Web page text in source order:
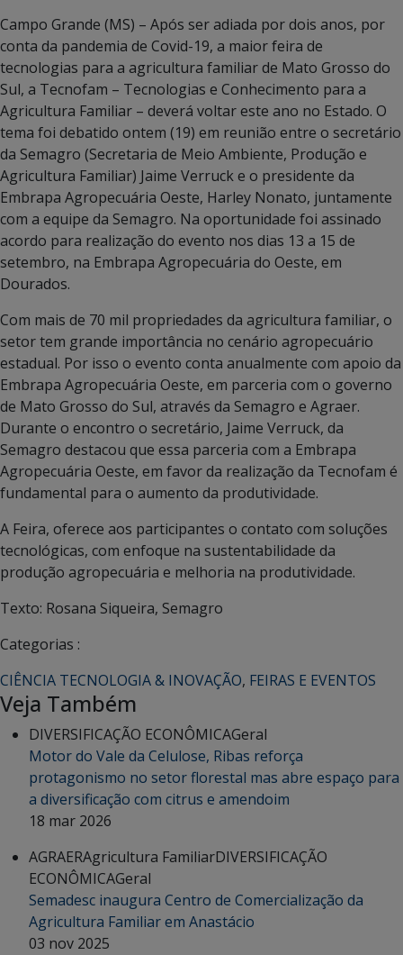
Campo Grande (MS) – Após ser adiada por dois anos, por
conta da pandemia de Covid-19, a maior feira de
tecnologias para a agricultura familiar de Mato Grosso do
Sul, a Tecnofam – Tecnologias e Conhecimento para a
Agricultura Familiar – deverá voltar este ano no Estado. O
tema foi debatido ontem (19) em reunião entre o secretário
da Semagro (Secretaria de Meio Ambiente, Produção e
Agricultura Familiar) Jaime Verruck e o presidente da
Embrapa Agropecuária Oeste, Harley Nonato, juntamente
com a equipe da Semagro. Na oportunidade foi assinado
acordo para realização do evento nos dias 13 a 15 de
setembro, na Embrapa Agropecuária do Oeste, em
Dourados.
Com mais de 70 mil propriedades da agricultura familiar, o
setor tem grande importância no cenário agropecuário
estadual. Por isso o evento conta anualmente com apoio da
Embrapa Agropecuária Oeste, em parceria com o governo
de Mato Grosso do Sul, através da Semagro e Agraer.
Durante o encontro o secretário, Jaime Verruck, da
Semagro destacou que essa parceria com a Embrapa
Agropecuária Oeste, em favor da realização da Tecnofam é
fundamental para o aumento da produtividade.
A Feira, oferece aos participantes o contato com soluções
tecnológicas, com enfoque na sustentabilidade da
produção agropecuária e melhoria na produtividade.
Texto: Rosana Siqueira, Semagro
Categorias :
CIÊNCIA TECNOLOGIA & INOVAÇÃO, FEIRAS E EVENTOS
Veja Também
DIVERSIFICAÇÃO ECONÔMICAGeral
Motor do Vale da Celulose, Ribas reforça
protagonismo no setor florestal mas abre espaço para
a diversificação com citrus e amendoim
18 mar 2026
AGRAERAgricultura FamiliarDIVERSIFICAÇÃO
ECONÔMICAGeral
Semadesc inaugura Centro de Comercialização da
Agricultura Familiar em Anastácio
03 nov 2025